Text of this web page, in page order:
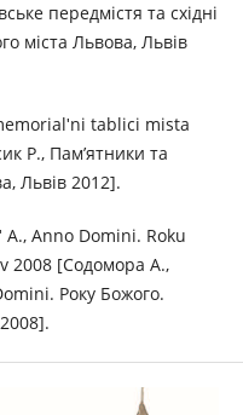
передмістя та східні
міста Львова, Львів
tablicі mіsta
P., Пам’ятники та
Львів 2012].
A., Anno Domini. Roku
2008 [Содомора А.,
Року Божого.